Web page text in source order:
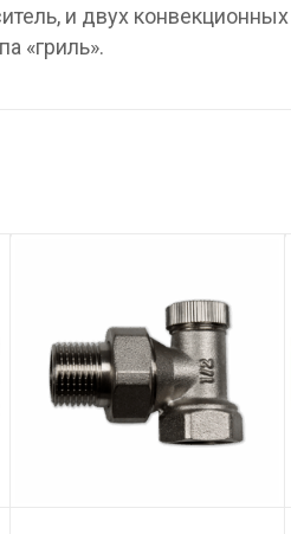
и двух
«гриль».